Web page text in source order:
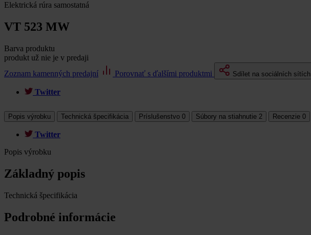
Elektrická rúra samostatná
VT 523 MW
Barva produktu
produkt už nie je v predaji
Zoznam kamenných predajní
Porovnať s ďalšími produktmi Sdílet na sociálních sítích
Twitter
Popis výrobku Technická špecifikácia Príslušenstvo 0 Súbory na stiahnutie 2 Recenzie 0
Twitter
Popis výrobku
Základný popis
Technická špecifikácia
Podrobné informácie